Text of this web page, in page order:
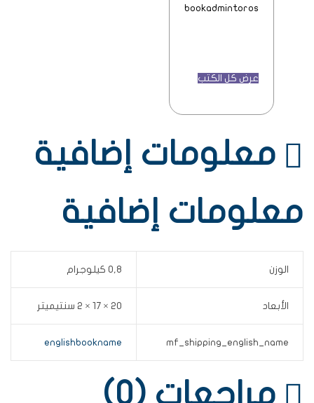
bookadmintoros
عرض كل الكتب
معلومات إضافية
معلومات إضافية
الوزن 0,8 كيلوجرام
الأبعاد 20 × 17 × 2 سنتيميتر
mf_shipping_english_name
englishbookname
مراجعات (0)